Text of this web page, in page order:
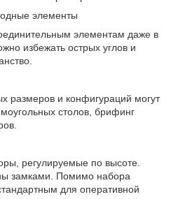
элементы
элементам даже в
избежать острых углов и
размеров и конфигураций могут
столов, брифинг
регулируемые по высоте.
замками. Помимо набора
для оперативной